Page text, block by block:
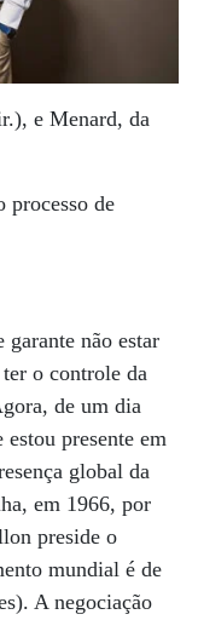
e Menard, da
processo de
não estar
o controle da
de um dia
presente em
global da
em 1966, por
preside o
mundial é de
A negociação